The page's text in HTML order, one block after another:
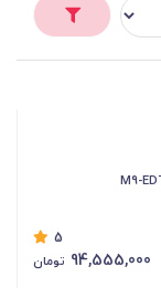
5
94,555,000 تومان